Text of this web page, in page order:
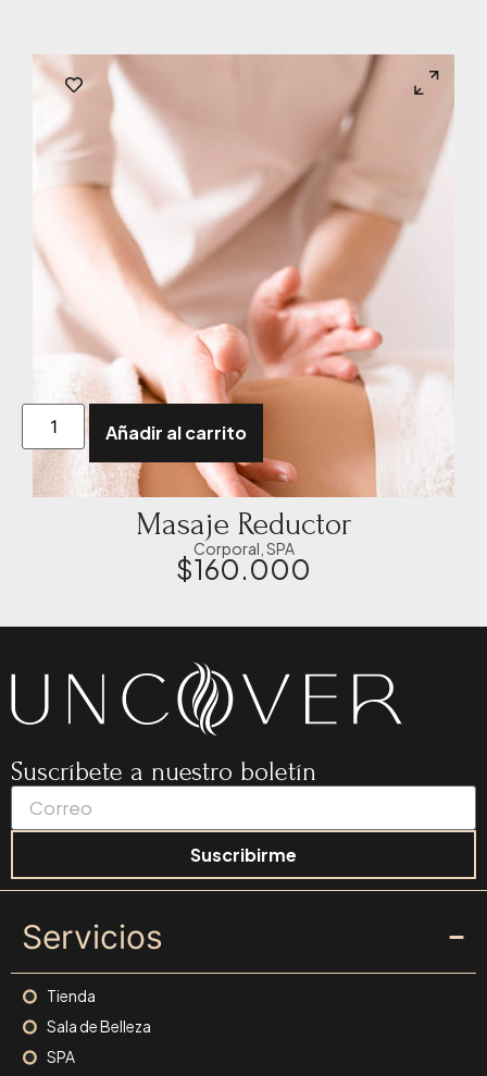
Añadir al carrito
Masaje Reductor
Corporal SPA
$160.000
Suscríbete a nuestro boletín
Suscribirme
Servicios
Tienda
Sala de Belleza
SPA